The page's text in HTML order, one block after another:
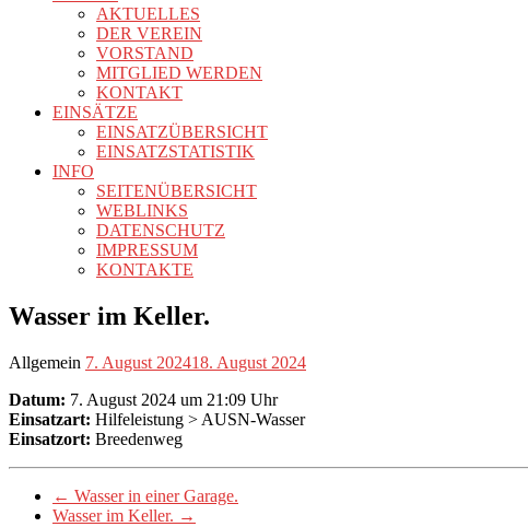
AKTUELLES
DER VEREIN
VORSTAND
MITGLIED WERDEN
KONTAKT
EINSÄTZE
EINSATZÜBERSICHT
EINSATZSTATISTIK
INFO
SEITENÜBERSICHT
WEBLINKS
DATENSCHUTZ
IMPRESSUM
KONTAKTE
Wasser im Keller.
Allgemein 7. August 202418. August 2024
Datum: 7. August 2024 um 21:09 Uhr
Einsatzart: Hilfeleistung > AUSN-Wasser
Einsatzort: Breedenweg
← Wasser in einer Garage.
Wasser im Keller. →